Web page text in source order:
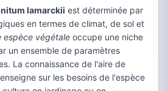
lamarckii est déterminée par
en termes de climat, de sol et
espèce végétale occupe une niche
un ensemble de paramètres
La connaissance de l'aire de
sur les besoins de l'espèce